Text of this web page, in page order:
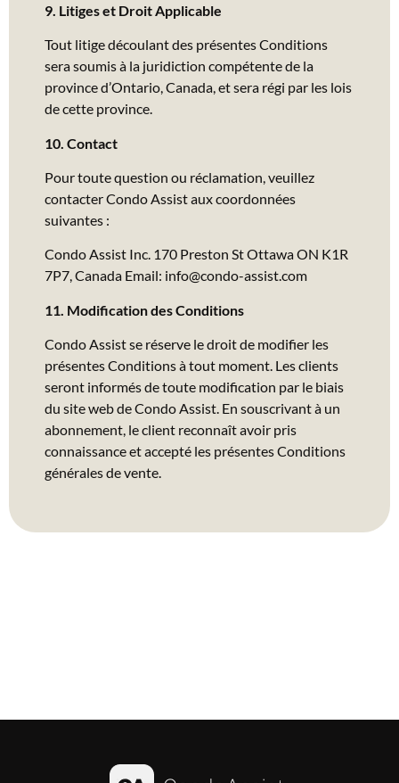
9. Litiges et Droit Applicable
Tout litige découlant des présentes Conditions
sera soumis à la juridiction compétente de la
province d’Ontario, Canada, et sera régi par les lois
de cette province.
10. Contact
Pour toute question ou réclamation, veuillez
contacter Condo Assist aux coordonnées
suivantes :
Condo Assist Inc. 170 Preston St Ottawa ON K1R
7P7, Canada Email: info@condo-assist.com
11. Modification des Conditions
Condo Assist se réserve le droit de modifier les
présentes Conditions à tout moment. Les clients
seront informés de toute modification par le biais
du site web de Condo Assist. En souscrivant à un
abonnement, le client reconnaît avoir pris
connaissance et accepté les présentes Conditions
générales de vente.